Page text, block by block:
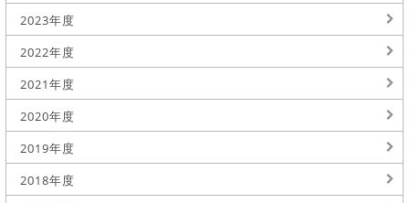
2023年度
2022年度
2021年度
2020年度
2019年度
2018年度